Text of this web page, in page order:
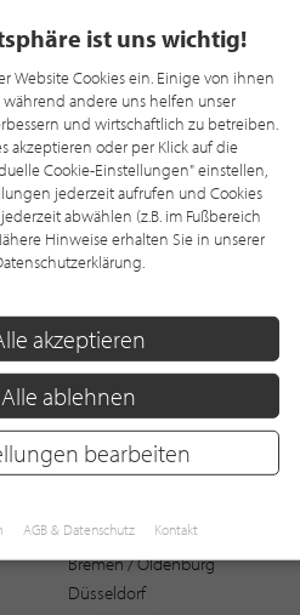
Bochum
Bremen / Oldenburg
Düsseldorf
ist uns wichtig!
Website Cookies ein. Einige von ihnen
während andere uns helfen unser
und wirtschaftlich zu betreiben.
akzeptieren oder per Klick auf die
Cookie-Einstellungen" einstellen,
jederzeit aufrufen und Cookies
abwählen (z.B. im Fußbereich
Hinweise erhalten Sie in unserer
akzeptieren
Alle ablehnen
bearbeiten
AGB & Datenschutz Kontakt